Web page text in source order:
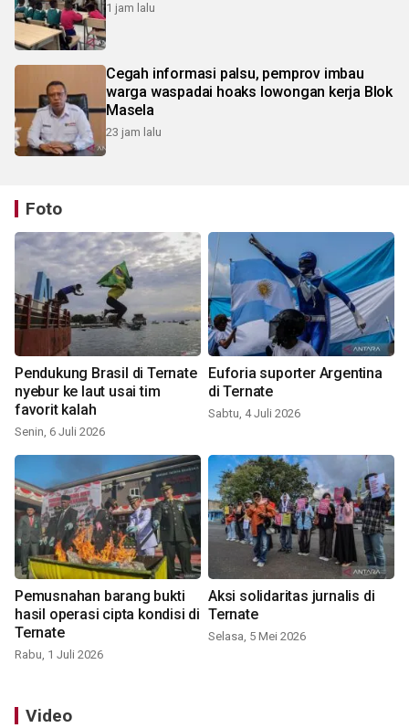
1 jam lalu
Cegah informasi palsu, pemprov imbau
warga waspadai hoaks lowongan kerja Blok
Masela
23 jam lalu
Foto
Pendukung Brasil di Ternate
nyebur ke laut usai tim
favorit kalah
Senin, 6 Juli 2026
Euforia suporter Argentina
di Ternate
Sabtu, 4 Juli 2026
Pemusnahan barang bukti
hasil operasi cipta kondisi di
Ternate
Rabu, 1 Juli 2026
Aksi solidaritas jurnalis di
Ternate
Selasa, 5 Mei 2026
Video